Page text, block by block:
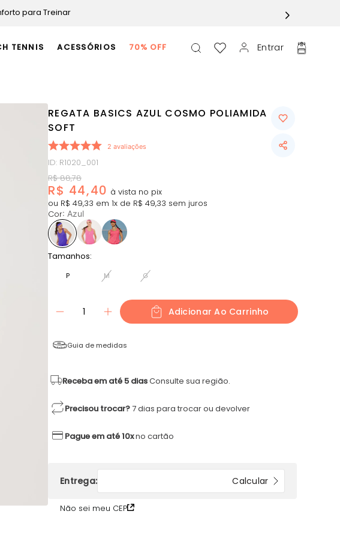
para Treinar
TENNIS ACESSÓRIOS 70% OFF Entrar
REGATA BASICS AZUL COSMO POLIAMIDA
SOFT
2 avaliações
ID: R1020_001
R$ 88,78
R$ 44,40
ou R$ 49,33 em 1x de R$ 49,33 sem juros
Cor: Azul
Tamanhos:
P M G
1 Adicionar Ao Carrinho
Guia de medidas
Receba em até 5 diasConsulte sua região.
Precisou trocar?7 dias para trocar ou devolver
Pague em até 10xno cartão
Não sei meu CEP